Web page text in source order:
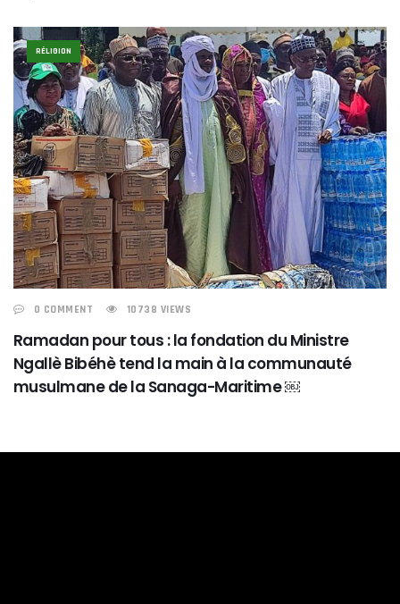
RÉLIGION
0 COMMENT 10738 VIEWS
Ramadan pour tous : la fondation du Ministre
Ngallè Bibéhè tend la main à la communauté
musulmane de la Sanaga-Maritime ￼